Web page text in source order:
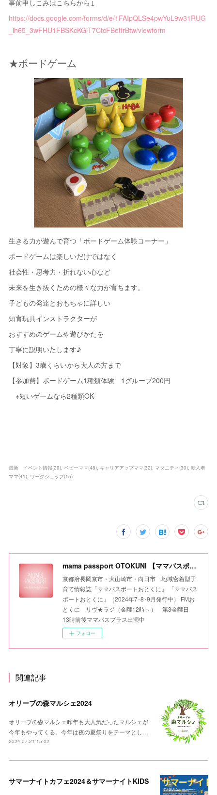
事前申しこみはこちらから↓
https://docs.google.com/forms/d/e/1FAIpQLSe4pwYuL9w31RUG
_lh65_3wFHU1FBSKcKGiT7CtcFBetfrBtw/viewform
★ボードゲーム
生きる力が遊んで育つ「ボードゲーム体験コーナー」
ボードゲームは楽しいだけではなく
社会性・思考力・折れない心など
未来を生き抜くための様々な力が育ちます。
子どもの発達とおもちゃに詳しい
知育玩具インストラクターが
おすすめのゲームや遊びかたを
丁寧に説明いたします♪
【対象】3歳くらいから大人の方まで
【参加費】ボードゲーム1種類体験 1グループ200円
※短いゲームなら2種類OK
最新 イベント情報(29) ベビーママ(48) キャリアアップママ(32) マタニティ(30) 転入者
ママ(41) ワークショップ(15)
mama passport OTOKUNI 【ママパスポートおとくに】
京都府長岡京市・大山崎市・向日市 地域密着型子
育て情報誌「ママパスポートおとくに」 「ママパス
ポートおとくに」（2024年7･8･9月発行中） FMお
とくに リヴ★ラジ（金曜12時～） 第3金曜日
13時前後ママパスプラス出演中
フォロー
関連記事
オリーブの森マルシェ2024
オリーブの森マルシェ昨年も大人気だったマルシェが
今年もやってくる。今年は夜の夏祭りをテーマとし…
2024.07.21 15:02
サマーナイトカフェ2024＆サマーナイトKIDS